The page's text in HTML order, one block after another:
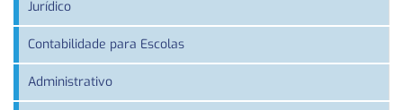
Jurídico
Contabilidade para Escolas
Administrativo